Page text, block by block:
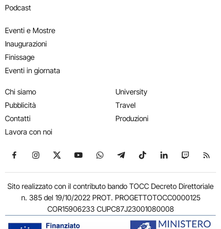
Podcast
Eventi e Mostre
Inaugurazioni
Finissage
Eventi in giornata
Chi siamo
Pubblicità
Contatti
Lavora con noi
University
Travel
Produzioni
Seguici su Facebook
Seguici su Instagram
Seguici su X
Seguici su YouTube
Seguici su WhatsApp
Seguici su Telegram
Seguici su TikTok
Seguici su
Seguici
Sito realizzato con il contributo bando TOCC Decreto Direttoriale
n. 385 del 19/10/2022 PROT. PROGETTOTOCC0000125
COR15906233 CUPC87J23001080008